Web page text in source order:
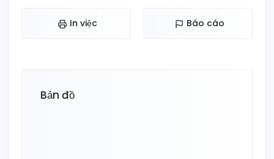
In việc Báo cáo
Bản đồ